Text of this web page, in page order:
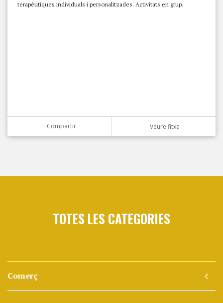
terapèutiques individuals i personalitzades. Activitats en grup.
Compartir Veure fitxa
TOTES LES CATEGORIES
Comerç